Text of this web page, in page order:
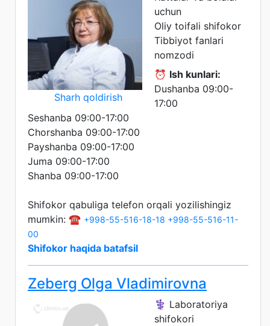
Sharh qoldirish
uchun
Oliy toifali shifokor
Tibbiyot fanlari
nomzodi
⏰ Ish kunlari:
Dushanba 09:00-
17:00
Seshanba 09:00-17:00
Chorshanba 09:00-17:00
Payshanba 09:00-17:00
Juma 09:00-17:00
Shanba 09:00-17:00
Shifokor qabuliga telefon orqali yozilishingiz
mumkin: ☎️ +998-55-516-18-18 +998-55-516-11-
00
Shifokor haqida batafsil
Zeberg Olga Vladimirovna
⚕️ Laboratoriya
shifokori